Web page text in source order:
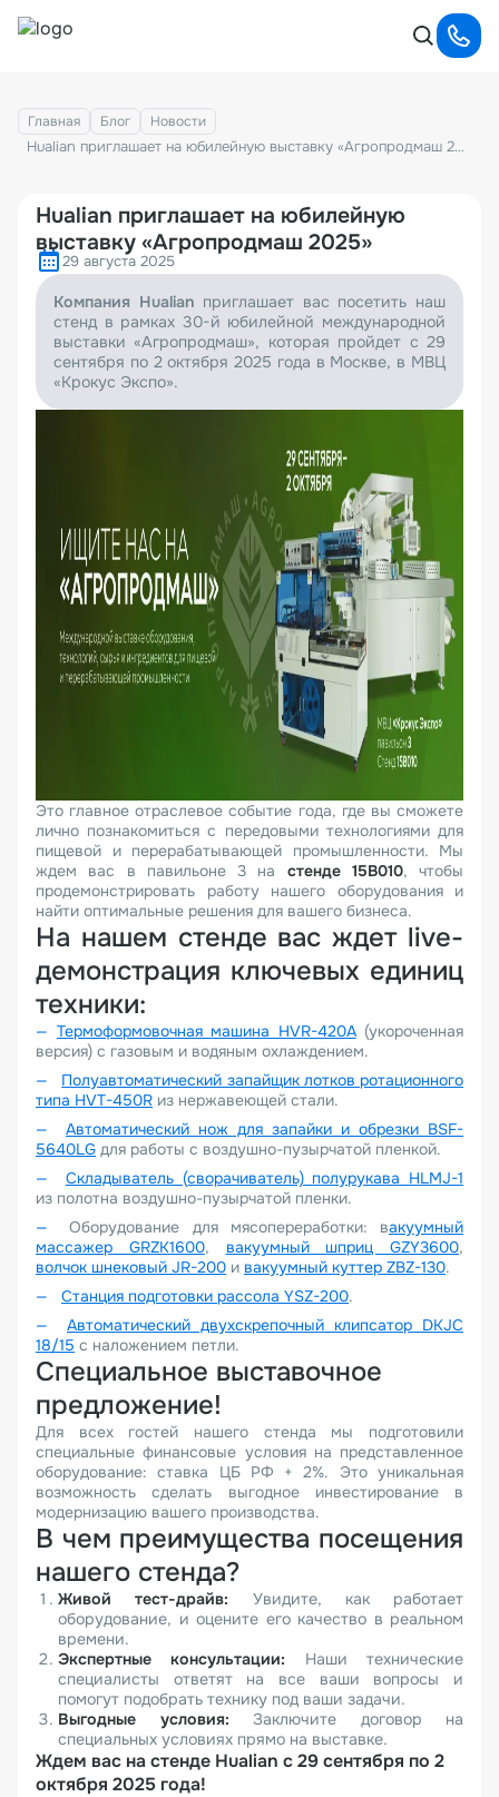
Главная Блог Новости
Hualian приглашает на юбилейную выставку «Агропродмаш 2025»
Hualian приглашает на юбилейную
выставку «Агропродмаш 2025»
29 августа 2025
Компания Hualian приглашает вас посетить наш
стенд в рамках 30-й юбилейной международной
выставки «Агропродмаш», которая пройдет с 29
сентября по 2 октября 2025 года в Москве, в МВЦ
«Крокус Экспо».
Это главное отраслевое событие года, где вы сможете
лично познакомиться с передовыми технологиями для
пищевой и перерабатывающей промышленности. Мы
ждем вас в павильоне 3 на стенде 15B010, чтобы
продемонстрировать работу нашего оборудования и
найти оптимальные решения для вашего бизнеса.
На нашем стенде вас ждет live-
демонстрация ключевых единиц
техники:
Термоформовочная машина HVR-420A(укороченная
версия) с газовым и водяным охлаждением.
Полуавтоматический запайщик лотков ротационного
типа HVT-450R из нержавеющей стали.
Автоматический нож для запайки и обрезки BSF-
5640LG для работы с воздушно-пузырчатой пленкой.
Складыватель (сворачиватель) полурукава HLMJ-1
из полотна воздушно-пузырчатой пленки.
Оборудование для мясопереработки: вакуумный
массажер GRZK1600, вакуумный шприц GZY3600,
волчок шнековый JR-200 и вакуумный куттер ZBZ-130.
Станция подготовки рассола YSZ-200.
Автоматический двухскрепочный клипсатор DKJC
18/15 с наложением петли.
Специальное выставочное
предложение!
Для всех гостей нашего стенда мы подготовили
специальные финансовые условия на представленное
оборудование: ставка ЦБ РФ + 2%. Это уникальная
возможность сделать выгодное инвестирование в
модернизацию вашего производства.
В чем преимущества посещения
нашего стенда?
Живой тест-драйв: Увидите, как работает
оборудование, и оцените его качество в реальном
времени.
Экспертные консультации: Наши технические
специалисты ответят на все ваши вопросы и
помогут подобрать технику под ваши задачи.
Выгодные условия: Заключите договор на
специальных условиях прямо на выставке.
Ждем вас на стенде Hualian с 29 сентября по 2
октября 2025 года!